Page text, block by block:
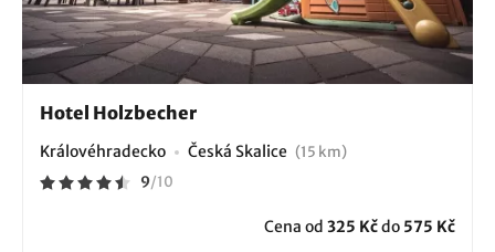
Hotel Holzbecher
Královéhradecko Česká Skalice (15 km)
9/10
Cena od 325 Kčdo 575 Kč